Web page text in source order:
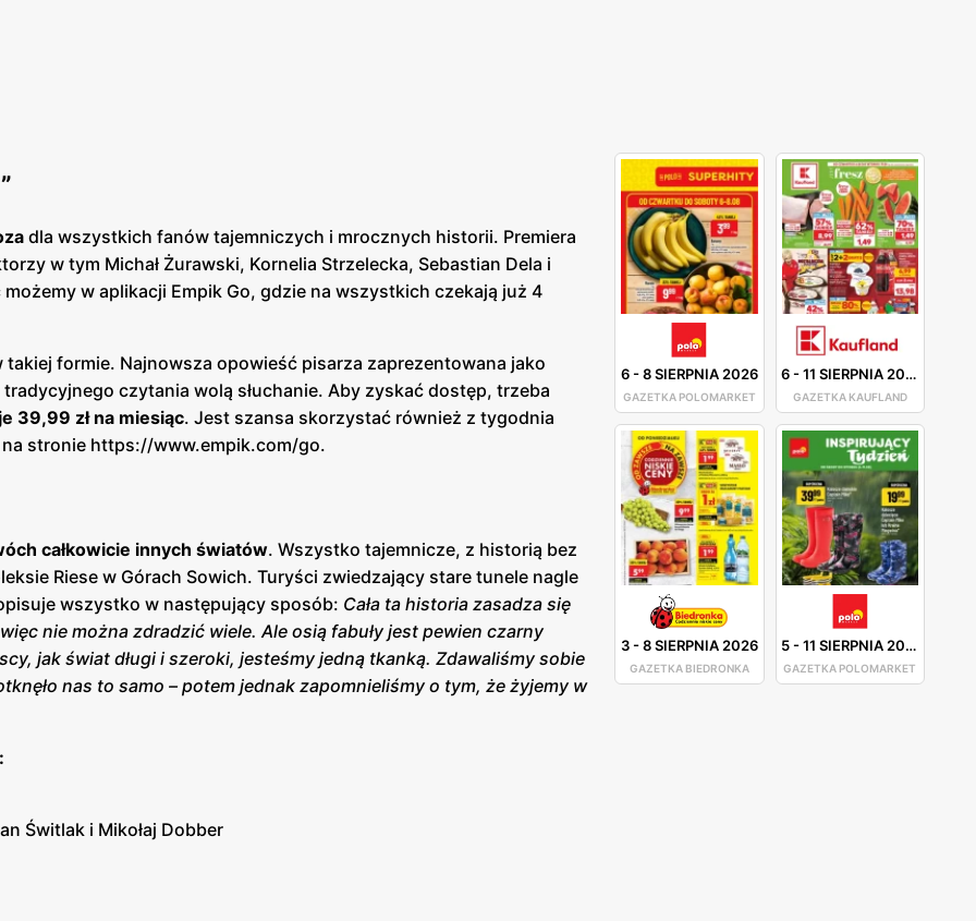
6-8 SIERPNIA 2026
GAZETKA POLOMARKET
6-11 SIERPNIA 2026
GAZETKA KAUFLAND
3-8 SIERPNIA 2026
GAZETKA BIEDRONKA
5-11 SIERPNIA 2026
GAZETKA POLOMARKET
dla wszystkich fanów tajemniczych i mrocznych historii. Premiera
w tym Michał Żurawski, Kornelia Strzelecka, Sebastian Dela i
w aplikacji Empik Go, gdzie na wszystkich czekają już 4
formie. Najnowsza opowieść pisarza zaprezentowana jako
czytania wolą słuchanie. Aby zyskać dostęp, trzeba
39,99 zł na miesiąc. Jest szansa skorzystać również z tygodnia
na stronie https://www.empik.com/go.
całkowicie innych światów. Wszystko tajemnicze, z historią bez
Riese w Górach Sowich. Turyści zwiedzający stare tunele nagle
wszystko w następujący sposób: Cała ta historia zasadza się
nie można zdradzić wiele. Ale osią fabuły jest pewien czarny
jak świat długi i szeroki, jesteśmy jedną tkanką. Zdawaliśmy sobie
nas to samo – potem jednak zapomnieliśmy o tym, że żyjemy w
Świtlak i Mikołaj Dobber